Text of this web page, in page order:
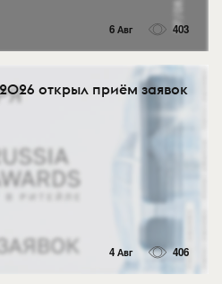
6 Авг 403
2026 открыл приём заявок
4 Авг 406